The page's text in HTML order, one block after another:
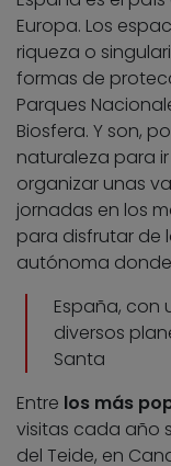
Europa. Los
riqueza o
formas de
Parques
Biosfera. Y son,
naturaleza para
organizar unas
jornadas en los
para disfrutar de
autónoma donde
España, con
diversos
Santa
Entre los más
visitas cada año
del Teide, en